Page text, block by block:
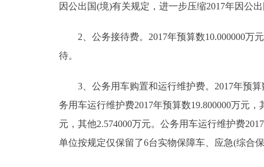
因公出国(境)有关规定，进一步压缩2017年因公
2、公务接待费。2017年预算数10.000000万
待。
3、公务用车购置和运行维护费。2017年预算
务用车运行维护费2017年预算数19.800000万元
元，其他2.574000万元。公务用车运行维护费
单位按规定仅保留了6台实物保障车、应急(综合